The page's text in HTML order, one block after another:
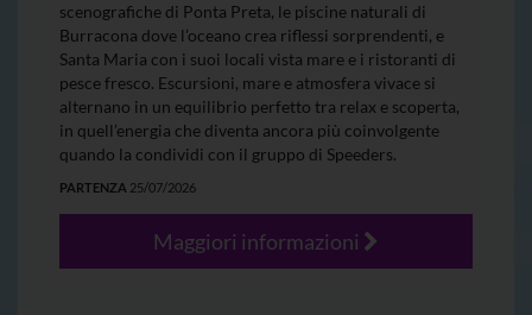
scenografiche di Ponta Preta, le piscine naturali di
Burracona dove l’oceano crea riflessi sorprendenti, e
Santa Maria con i suoi locali vista mare e i ristoranti di
pesce fresco. Escursioni, mare e atmosfera vivace si
alternano in un equilibrio perfetto tra relax e scoperta,
in quell’energia che diventa ancora più coinvolgente
quando la condividi con il gruppo di Speeders.
PARTENZA 25/07/2026
Maggiori informazioni